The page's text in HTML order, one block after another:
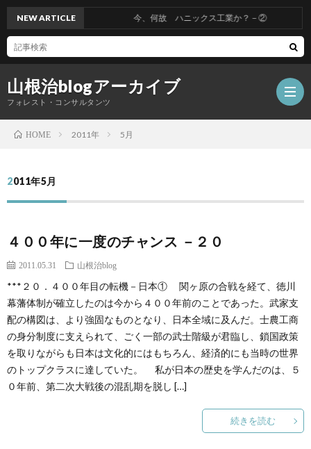
山根治blogアーカイブ
フォレスト・コンサルタンツ
冤
を
創
る
根
治
blog
会
社
案
NEW ARTICLE 今、何故 ハニックス工業か？－②
HOME 2011年 5月
2011年5月
４００年に一度のチャンス －２０
2011.05.31 山根治blog
***２０．４００年目の転機－日本① 関ヶ原の合戦を経て、徳川
幕藩体制が確立したのは今から４００年前のことであった。武家支
配の構図は、より強固なものとなり、日本全域に及んだ。士農工商
の身分制度に支えられて、ごく一部の武士階級が君臨し、鎖国政策
を取りながらも日本は文化的にはもちろん、経済的にも当時の世界
のトップクラスに達していた。 私が日本の歴史を学んだのは、５
０年前、第二次大戦後の混乱期を脱し […]
続きを読む